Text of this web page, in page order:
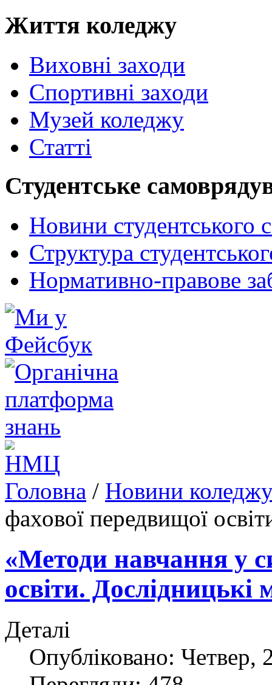
Життя коледжу
Виховні заходи
Спортивні заходи
Музей коледжу
Статті
Студентське
Новини студентського
Структура
Нормативно-правове
Головна / Новини
фахової передвищої
«Методи навчання у
освіти. Дослідницькі
Деталі
Опубліковано: Четвер,